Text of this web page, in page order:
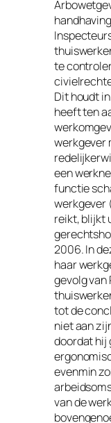
te
Dit houdt
heeft ten
werkgever
een
functie
werkgever
reikt, blijkt
2006. In
haar
gevolg van
tot de
niet aan
doordat hij
evenmin
van de